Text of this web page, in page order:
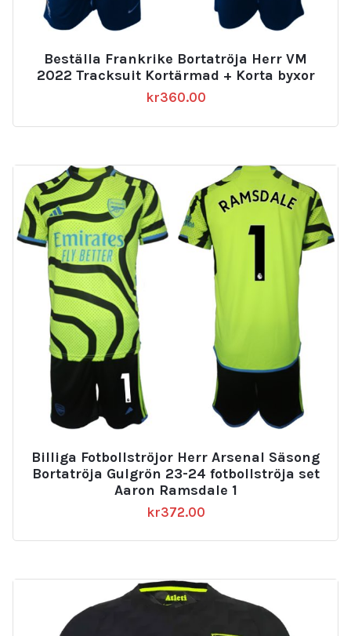
Beställa Frankrike Bortatröja Herr VM
2022 Tracksuit Kortärmad + Korta byxor
kr360.00
Billiga Fotbollströjor Herr Arsenal Säsong
Bortatröja Gulgrön 23-24 fotbollströja set
Aaron Ramsdale 1
kr372.00